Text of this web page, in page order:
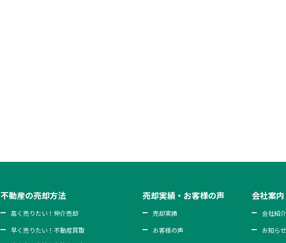
不動産の売却方法
高く売りたい！仲介売却
早く売りたい！不動産買取
売却実績・お客様の声
売却実績
お客様の声
会社案内
会社紹介
お知らせ